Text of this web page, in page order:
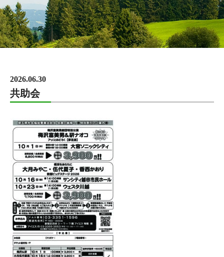
2026.06.30
共助会